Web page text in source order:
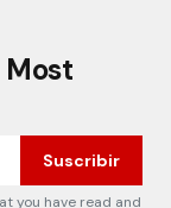
Most
Suscribir
you have read and